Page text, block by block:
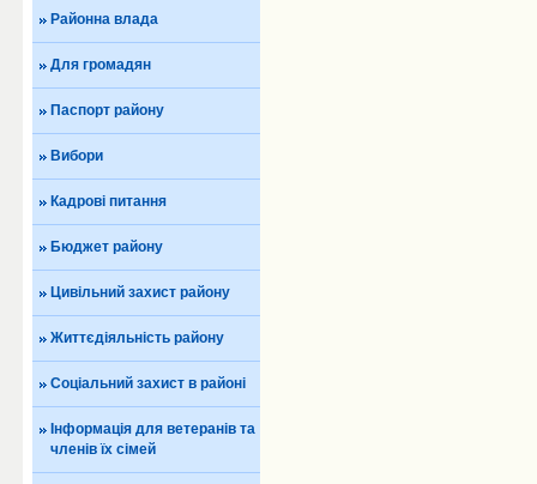
Районна влада
Для громадян
Паспорт району
Вибори
Кадрові питання
Бюджет району
Цивільний захист району
Життєдіяльність району
Соціальний захист в районі
Інформація для ветеранів та
членів їх сімей